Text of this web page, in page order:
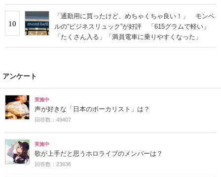
10
「通勤用に買ったけど、めちゃくちゃ良い！」 モンベ
ルの“ビジネスリュック”が好評 「615グラムで軽い」
「たくさん入る」「満員電車に乗りやすくなった」
アンケート
実施中
声が好きな「日本のボーカリスト」は？
回答数：49407
実施中
歌が上手だと思うホロライブのメンバーは？
回答数：23836